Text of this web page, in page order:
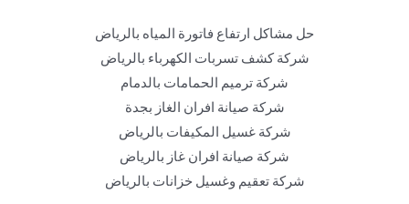
حل مشاكل ارتفاع فاتورة المياه بالرياض
شركة كشف تسربات الكهرباء بالرياض
شركة ترميم الحمامات بالدمام
شركة صيانة افران الغاز بجدة
شركة غسيل المكيفات بالرياض
شركة صيانة افران غاز بالرياض
شركة تعقيم وغسيل خزانات بالرياض